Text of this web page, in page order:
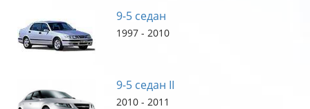
9-5 седан
1997 - 2010
9-5 седан II
2010 - 2011